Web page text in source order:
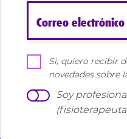
Correo electrónico
Si, quiero recibir
novedades sobre
Soy
©Fisiocrem.es es una